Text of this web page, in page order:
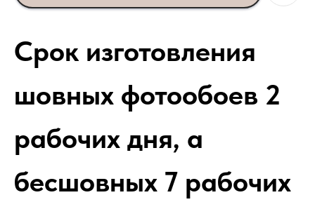
Срок изготовления
шовных фотообоев 2
рабочих дня, а
бесшовных 7 рабочих